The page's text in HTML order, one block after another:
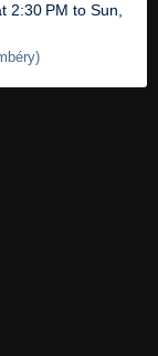
2:30 PM to Sun,
)